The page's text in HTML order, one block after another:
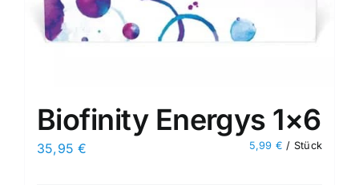
Biofinity Energys 1×6
35,95€ 5,99 € / Stück